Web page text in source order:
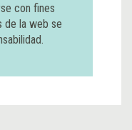
con fines
de la web se